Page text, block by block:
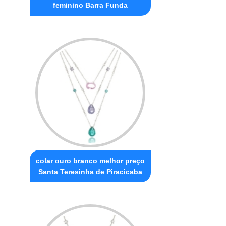
feminino Barra Funda
colar ouro branco melhor preço
Santa Teresinha de Piracicaba